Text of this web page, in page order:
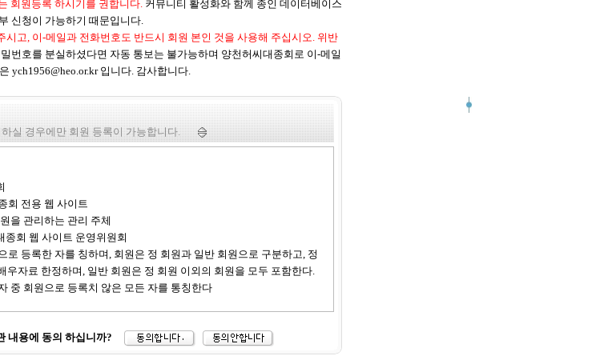
회원등록 하시기를 권합니다. 커뮤니티 활성화와 함께 종인 데이터베이스
신청이 가능하기 때문입니다.
시고, 이-메일과 전화번호도 반드시 회원 본인 것을 사용해 주십시오. 위반
번호를 분실하셨다면 자동 통보는 불가능하며 양천허씨대종회로 이-메일
ych1956@heo.or.kr 입니다. 감사합니다.
하실 경우에만 회원 등록이 가능합니다.
회 전용 웹 사이트
을 관리하는 관리 주체
종회 웹 사이트 운영위원회
로 등록한 자를 칭하며, 회원은 정 회원과 일반 회원으로 구분하고, 정
우자료 한정하며, 일반 회원은 정 회원 이외의 회원을 모두 포함한다.
중 회원으로 등록치 않은 모든 자를 통칭한다
신의 및 공공질서를 기본으로 대종회 정관을 위반하지 않는 범위 내에
내용에 동의 하십니까?